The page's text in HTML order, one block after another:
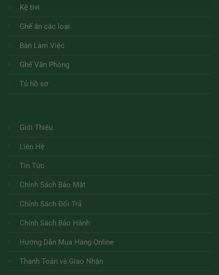
Kệ tivi
Ghế ăn các loại
Bàn Làm Việc
Ghế Văn Phòng
Tủ hồ sơ
Giới Thiệu
Liên Hệ
Tin Tức
Chính Sách Bảo Mật
Chính Sách Đổi Trả
Chính Sách Bảo Hành
Hướng Dẫn Mua Hàng Online
Thanh Toán và Giao Nhận